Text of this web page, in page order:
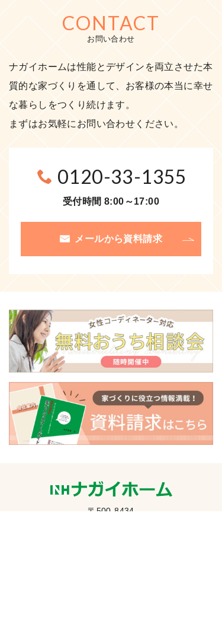
CONTACT
お問い合わせ
ナガイホームは性能とデザインを両立させた本
質的な家づくりを通して、お客様の本当に幸せ
な暮らしをつくり続けます。
まずはお気軽にお問い合わせください。
0120-33-1355
受付時間 8:00～17:00
メールから資料請求
〒500-8434